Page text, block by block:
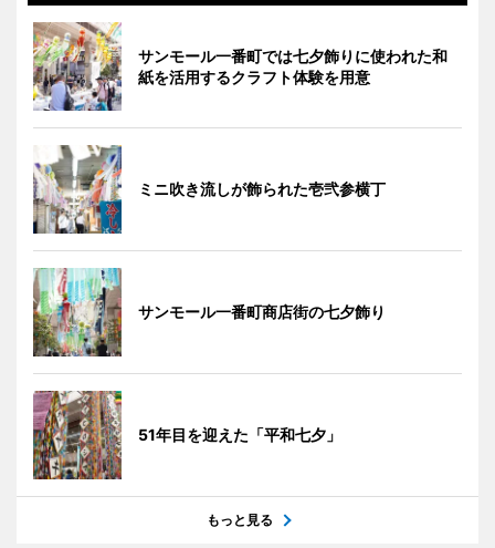
サンモール一番町では七夕飾りに使われた和
紙を活用するクラフト体験を用意
ミニ吹き流しが飾られた壱弐参横丁
サンモール一番町商店街の七夕飾り
51年目を迎えた「平和七夕」
もっと見る